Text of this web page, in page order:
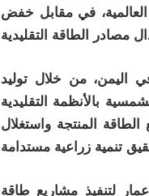
في مقابل خفض
اليمن، من خلال توليد
بالأنظمة التقليدية
المنتجة واستغلال
لتنفيذ مشاريع طاقة